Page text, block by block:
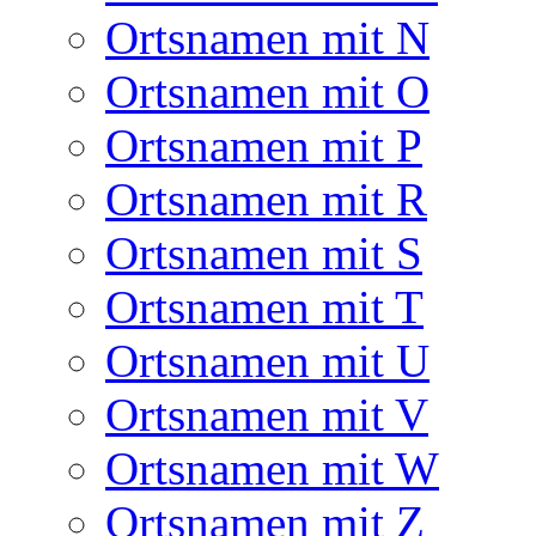
Ortsnamen mit N
Ortsnamen mit O
Ortsnamen mit P
Ortsnamen mit R
Ortsnamen mit S
Ortsnamen mit T
Ortsnamen mit U
Ortsnamen mit V
Ortsnamen mit W
Ortsnamen mit Z